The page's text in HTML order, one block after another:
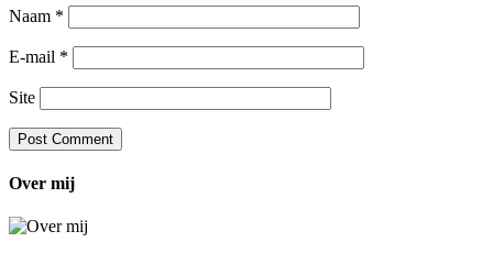
Naam *
E-mail *
Site
Over mij